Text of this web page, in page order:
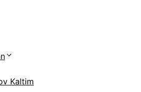
Kaltim